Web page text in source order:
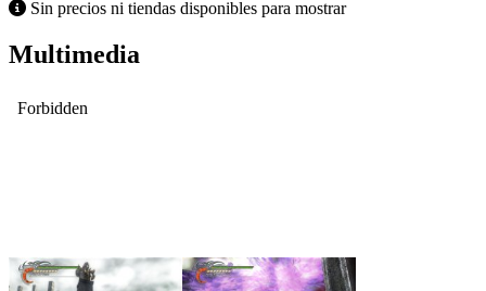
Sin precios ni tiendas disponibles para mostrar
Multimedia